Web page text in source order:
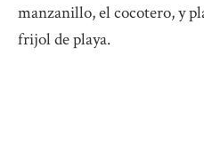
manzanillo, el cocotero, y
frijol de playa.